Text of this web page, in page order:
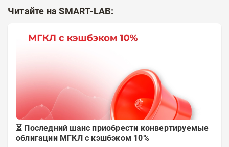
Читайте на SMART-LAB:
⏳ Последний шанс приобрести конвертируемые
облигации МГКЛ с кэшбэком 10%